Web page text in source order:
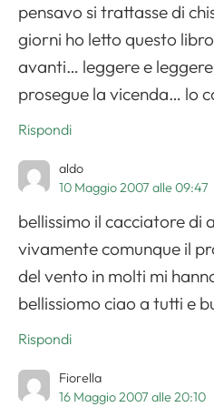
pensavo si trattasse di
giorni ho letto questo
avanti… leggere e
prosegue la vicenda… lo
Rispondi
aldo
10 Maggio 2007 alle 09:47
bellissimo il cacciatore di
vivamente comunque il
del vento in molti mi
bellissiomo ciao a tutti e
Rispondi
Fiorella
16 Maggio 2007 alle 20:10